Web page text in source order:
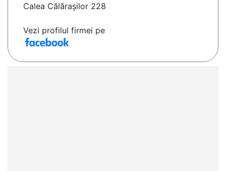
Calea Călărașilor 228
Vezi profilul firmei pe